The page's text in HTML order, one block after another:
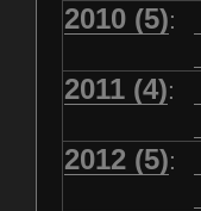
2010 (5):
2011 (4):
2012 (5):